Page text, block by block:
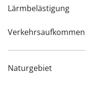
Lärmbelästigung
Verkehrsaufkommen
Naturgebiet